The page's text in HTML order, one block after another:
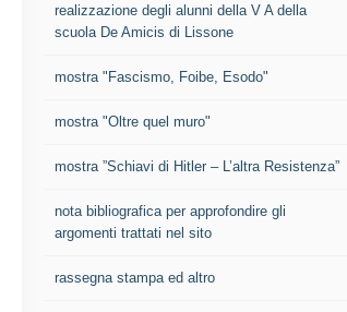
realizzazione degli alunni della V A della
scuola De Amicis di Lissone
mostra "Fascismo, Foibe, Esodo"
mostra "Oltre quel muro"
mostra ”Schiavi di Hitler – L’altra Resistenza”
nota bibliografica per approfondire gli
argomenti trattati nel sito
rassegna stampa ed altro